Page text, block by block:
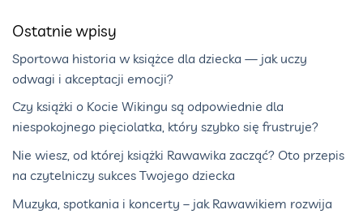
Ostatnie wpisy
Sportowa historia w książce dla dziecka — jak uczy
odwagi i akceptacji emocji?
Czy książki o Kocie Wikingu są odpowiednie dla
niespokojnego pięciolatka, który szybko się frustruje?
Nie wiesz, od której książki Rawawika zacząć? Oto przepis
na czytelniczy sukces Twojego dziecka
Muzyka, spotkania i koncerty – jak Rawawikiem rozwija